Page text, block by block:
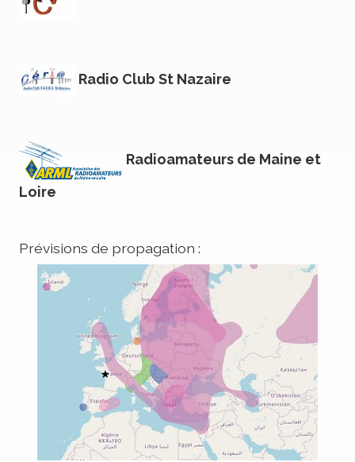
Radio Club St Nazaire
Radioamateurs de Maine et
Loire
Prévisions de propagation :